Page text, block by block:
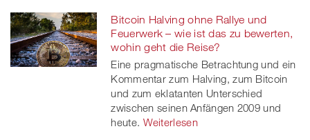
Bitcoin Halving ohne Rallye und
Feuerwerk – wie ist das zu bewerten,
wohin geht die Reise?
Eine pragmatische Betrachtung und ein
Kommentar zum Halving, zum Bitcoin
und zum eklatanten Unterschied
zwischen seinen Anfängen 2009 und
heute. Weiterlesen